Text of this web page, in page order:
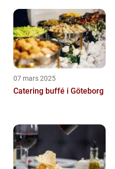
07 mars 2025
Catering buffé i Göteborg